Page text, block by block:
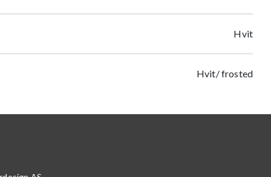
Hvit
Hvit/ frosted